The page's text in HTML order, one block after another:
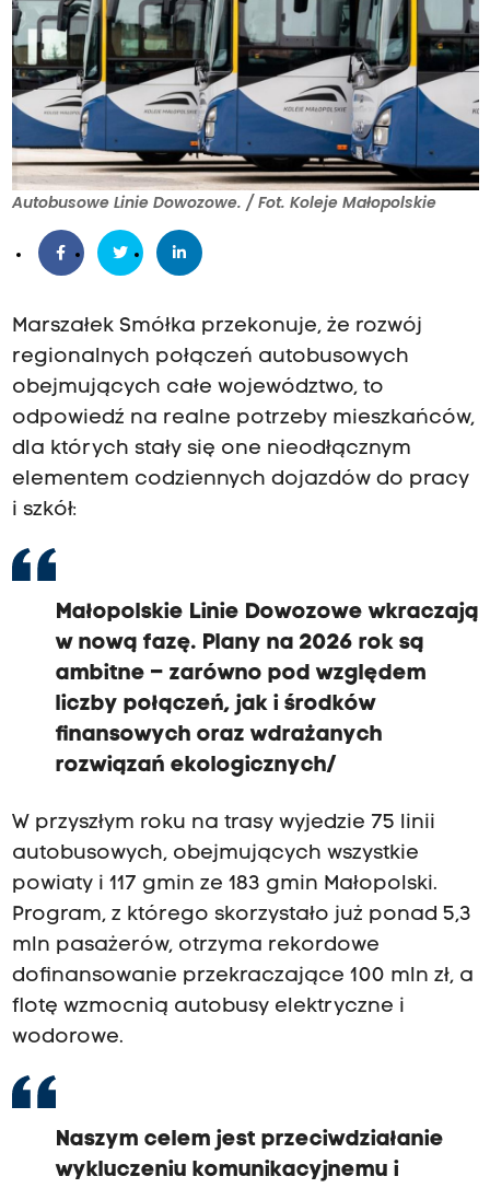
Autobusowe Linie Dowozowe. / Fot. Koleje Małopolskie
Marszałek Smółka przekonuje, że rozwój
regionalnych połączeń autobusowych
obejmujących całe województwo, to
odpowiedź na realne potrzeby mieszkańców,
dla których stały się one nieodłącznym
elementem codziennych dojazdów do pracy
i szkół:
Małopolskie Linie Dowozowe wkraczają
w nową fazę. Plany na 2026 rok są
ambitne – zarówno pod względem
liczby połączeń, jak i środków
finansowych oraz wdrażanych
rozwiązań ekologicznych/
W przyszłym roku na trasy wyjedzie 75 linii
autobusowych, obejmujących wszystkie
powiaty i 117 gmin ze 183 gmin Małopolski.
Program, z którego skorzystało już ponad 5,3
mln pasażerów, otrzyma rekordowe
dofinansowanie przekraczające 100 mln zł, a
flotę wzmocnią autobusy elektryczne i
wodorowe.
Naszym celem jest przeciwdziałanie
wykluczeniu komunikacyjnemu i